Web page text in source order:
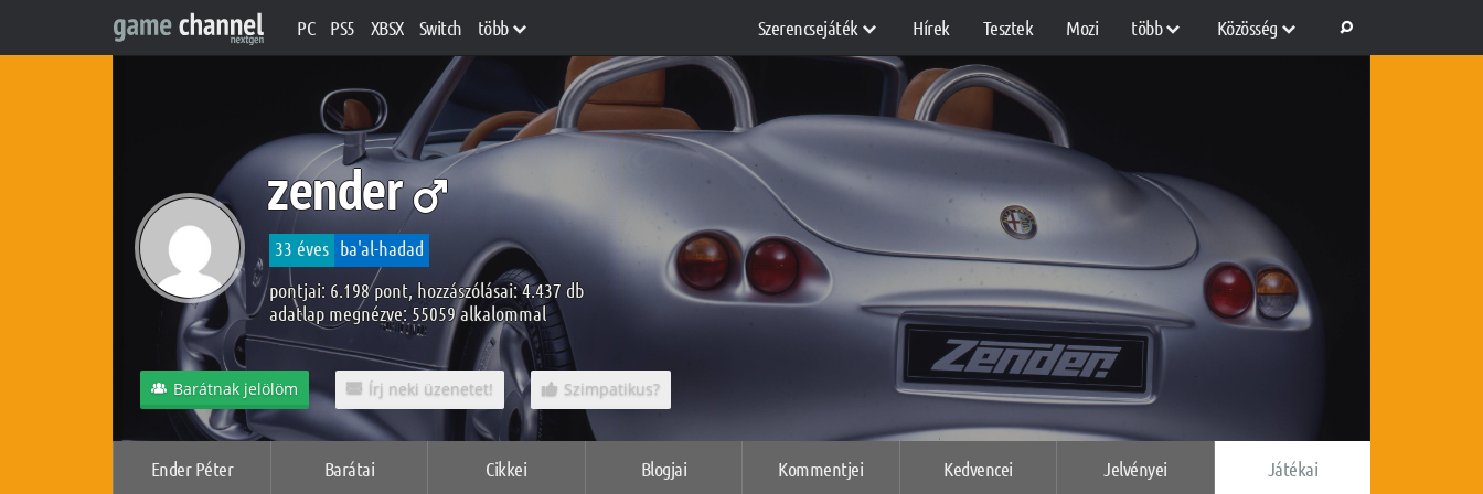
PC PS5 XBSX Switch több Szerencsejáték Hírek Tesztek Mozi több Közösség
zender
Ender Péter Barátai Cikkei Blogjai Kommentjei Kedvencei Jelvényei Játékai
33 éves ba'al-hadad
pontjai: 6.198 pont, hozzászólásai: 4.437 db
adatlap megnézve: 55059 alkalommal
Barátnak jelölöm Írj neki üzenetet! Szimpatikus?